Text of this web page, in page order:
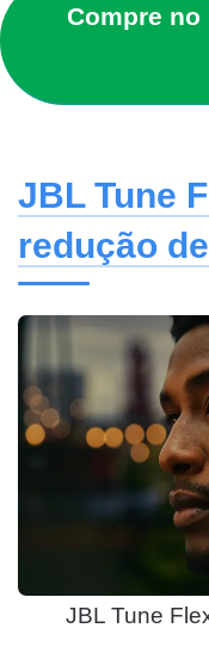
Compre no
JBL Tune
redução
JBL Tune